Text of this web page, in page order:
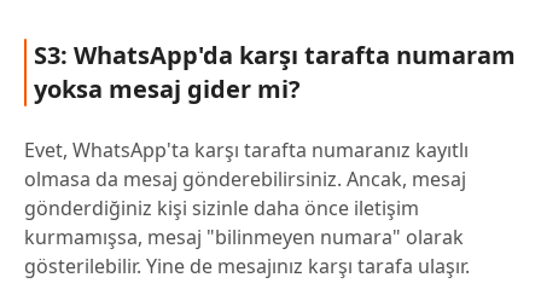
S3: WhatsApp'da karşı tarafta numaram
yoksa mesaj gider mi?
Evet, WhatsApp'ta karşı tarafta numaranız kayıtlı
olmasa da mesaj gönderebilirsiniz. Ancak, mesaj
gönderdiğiniz kişi sizinle daha önce iletişim
kurmamışsa, mesaj "bilinmeyen numara" olarak
gösterilebilir. Yine de mesajınız karşı tarafa ulaşır.